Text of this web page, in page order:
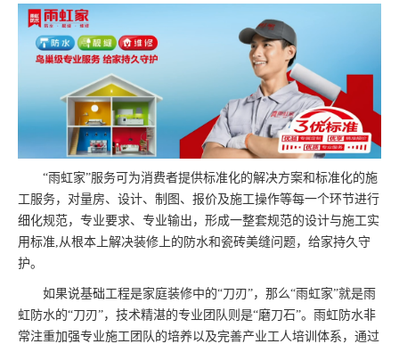
“雨虹家”服务可为消费者提供标准化的解决方案和标准化的施
工服务，对量房、设计、制图、报价及施工操作等每一个环节进行
细化规范，专业要求、专业输出，形成一整套规范的设计与施工实
用标准,从根本上解决装修上的防水和瓷砖美缝问题，给家持久守
护。
如果说基础工程是家庭装修中的“刀刃”，那么“雨虹家”就是雨
虹防水的“刀刃”，技术精湛的专业团队则是“磨刀石”。雨虹防水非
常注重加强专业施工团队的培养以及完善产业工人培训体系，通过